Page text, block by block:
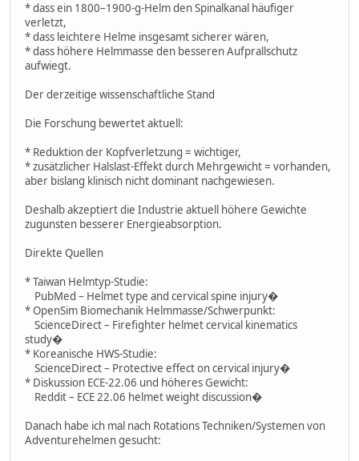
* dass ein 1800–1900-g-Helm den Spinalkanal häufiger
verletzt,
* dass leichtere Helme insgesamt sicherer wären,
* dass höhere Helmmasse den besseren Aufprallschutz
aufwiegt.
Der derzeitige wissenschaftliche Stand
Die Forschung bewertet aktuell:
* Reduktion der Kopfverletzung = wichtiger,
* zusätzlicher Halslast-Effekt durch Mehrgewicht = vorhanden,
aber bislang klinisch nicht dominant nachgewiesen.
Deshalb akzeptiert die Industrie aktuell höhere Gewichte
zugunsten besserer Energieabsorption.
Direkte Quellen
* Taiwan Helmtyp-Studie:
PubMed – Helmet type and cervical spine injury�
* OpenSim Biomechanik Helmmasse/Schwerpunkt:
ScienceDirect – Firefighter helmet cervical kinematics
study�
* Koreanische HWS-Studie:
ScienceDirect – Protective effect on cervical injury�
* Diskussion ECE-22.06 und höheres Gewicht:
Reddit – ECE 22.06 helmet weight discussion�
Danach habe ich mal nach Rotations Techniken/Systemen von
Adventurehelmen gesucht: